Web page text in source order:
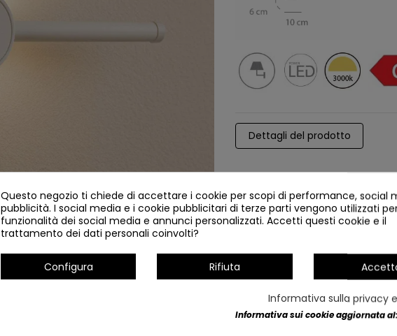
Dettagli del prodotto
Questo negozio ti chiede di accettare i cookie per scopi di performance, social
pubblicità. I social media e i cookie pubblicitari di terze parti vengono utilizzati
funzionalità dei social media e annunci personalizzati. Accetti questi cookie e il
trattamento dei dati personali coinvolti?
Configura Rifiuta
Informativa sulla privacy
Informativa sui cookie aggiornata al: